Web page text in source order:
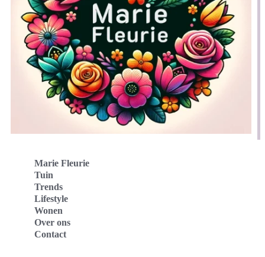
Marie Fleurie
Tuin
Trends
Lifestyle
Wonen
Over ons
Contact